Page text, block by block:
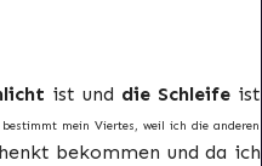
ist und die Schleife ist
mein Viertes, weil ich die anderen
bekommen und da ich